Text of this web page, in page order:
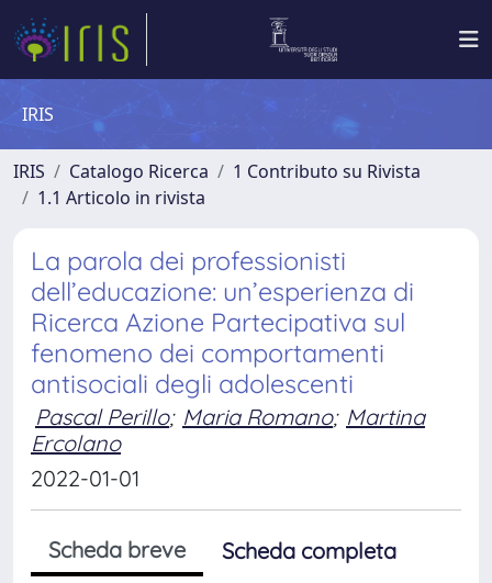
IRIS
IRIS Catalogo Ricerca
1 Contributo su Rivista
1.1 Articolo in rivista
La parola dei professionisti
dell’educazione: un’esperienza di
Ricerca Azione Partecipativa sul
fenomeno dei comportamenti
antisociali degli adolescenti
Pascal Perillo; Maria Romano; Martina
Ercolano
2022-01-01
Scheda breve
Scheda completa